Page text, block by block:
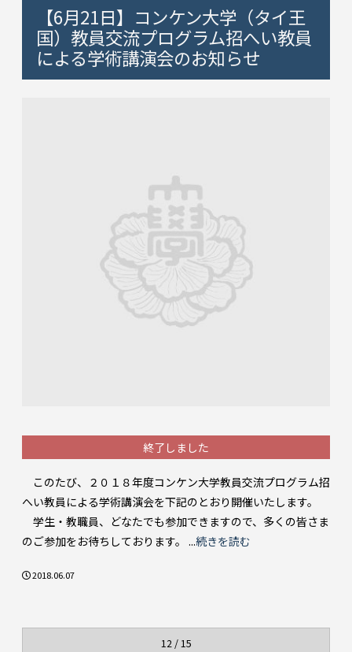
【6月21日】コンケン大学（タイ王
国）教員交流プログラム招へい教員
による学術講演会のお知らせ
終了しました
このたび、２０１８年度コンケン大学教員交流プログラム招
へい教員による学術講演会を下記のとおり開催いたします。
学生・教職員、どなたでも参加できますので、多くの皆さま
のご参加をお待ちしております。 ...続きを読む
2018.06.07
12 / 15